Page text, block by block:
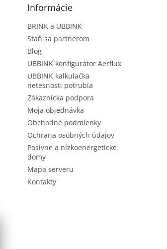
Informácie
BRINK a UBBINK
Staň sa partnerom
Blog
UBBINK konfigurátor Aerflux
UBBINK kalkulačka
netesnosti potrubia
Zákaznícka podpora
Moja objednávka
Obchodné podmienky
Ochrana osobných údajov
Pasívne a nízkoenergetické
domy
Mapa serveru
Kontakty